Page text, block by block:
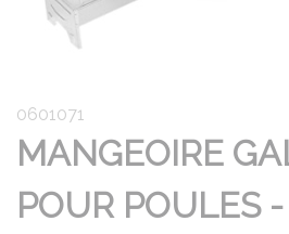
0601071
MANGEOIRE
POUR POULES